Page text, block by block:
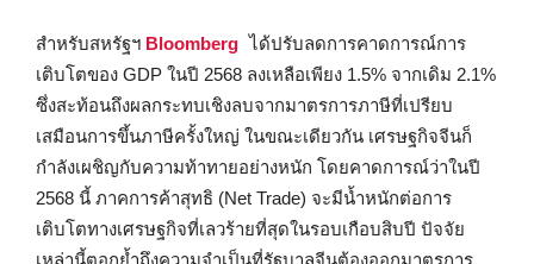
สำหรับสหรัฐฯ Bloomberg ได้ปรับลดการคาดการณ์การ
เติบโตของ GDP ในปี 2568 ลงเหลือเพียง 1.5% จากเดิม 2.1%
ซึ่งสะท้อนถึงผลกระทบเชิงลบจากมาตรการภาษีที่เปรียบ
เสมือนการขึ้นภาษีครั้งใหญ่ ในขณะเดียวกัน เศรษฐกิจจีนก็
กำลังเผชิญกับความท้าทายอย่างหนัก โดยคาดการณ์ว่าในปี
2568 นี้ ภาคการค้าสุทธิ (Net Trade) จะมีน้ำหนักต่อการ
เติบโตทางเศรษฐกิจที่เลวร้ายที่สุดในรอบเกือบสิบปี ปัจจัย
เหล่านี้ตอกย้ำถึงความจำเป็นที่รัฐบาลจีนต้องออกมาตรการ